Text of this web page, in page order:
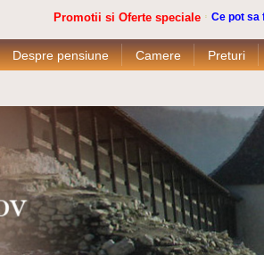
Promotii si Oferte speciale Ce pot sa
Despre pensiune Camere Preturi